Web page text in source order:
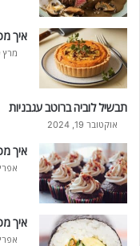
איך
מרץ 9, 2025
תבשיל לוביה ברוטב עגבניות
אוקטובר 19, 2024
איך
אפריל 16,
איך
אפריל 2,